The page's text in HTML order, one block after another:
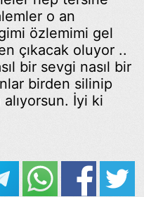
o an
özlemimi gel
çıkacak oluyor ..
bir sevgi nasıl bir
birden silinip
İyi ki